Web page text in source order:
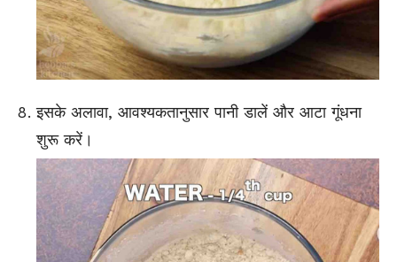
इसके अलावा, आवश्यकतानुसार पानी डालें और आटा गूंधना
शुरू करें।